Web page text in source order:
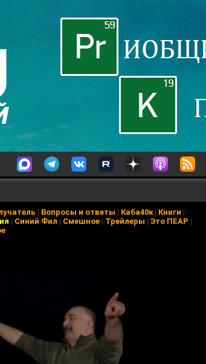
| Вопросы и ответы | Каба40к| Книги |
| Синий Фил | Смешное | Трейлеры | Это ПЕАР |